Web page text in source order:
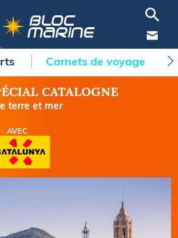
Carnets de voyage
CATALOGNE
terre et mer
AVEC